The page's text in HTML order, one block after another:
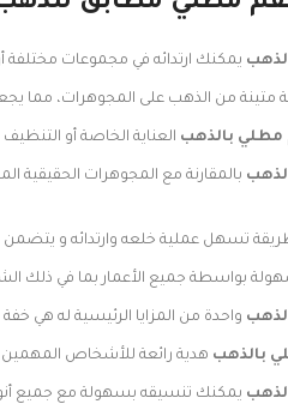
يمكنك ارتدائه في مجموعات
متينة من الذهب على المجوهرات، مما
بالذهب العناية الخاصة أو
بالمقارنة مع المجوهرات
تسهل عملية خلعه وارتدائه و
بواسطة جميع الأعمار بما في ذلك
واحدة من المزايا الرئيسية له هي
بالذهب هدية رائعة للأشخاص المهمين
يمكنك تنسيقه بسهولة مع جميع